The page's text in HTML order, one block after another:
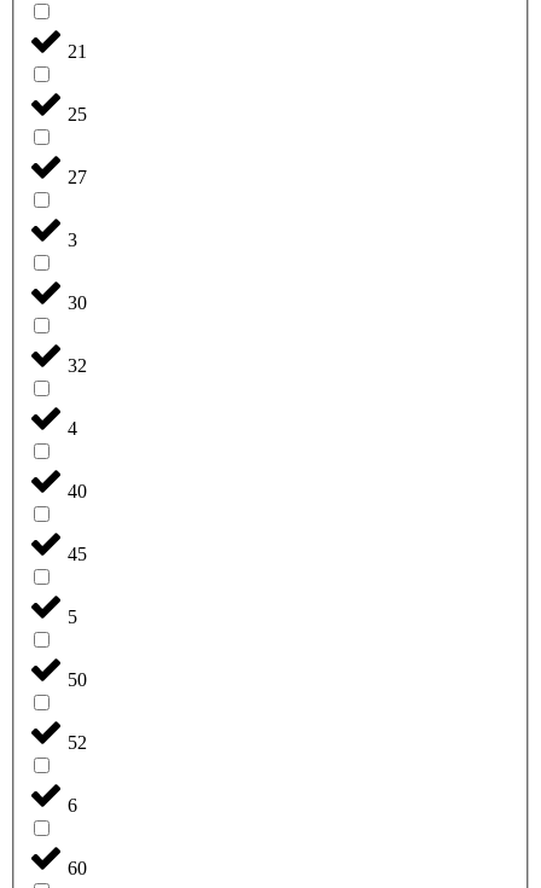
21
25
27
3
30
32
4
40
45
5
50
52
6
60